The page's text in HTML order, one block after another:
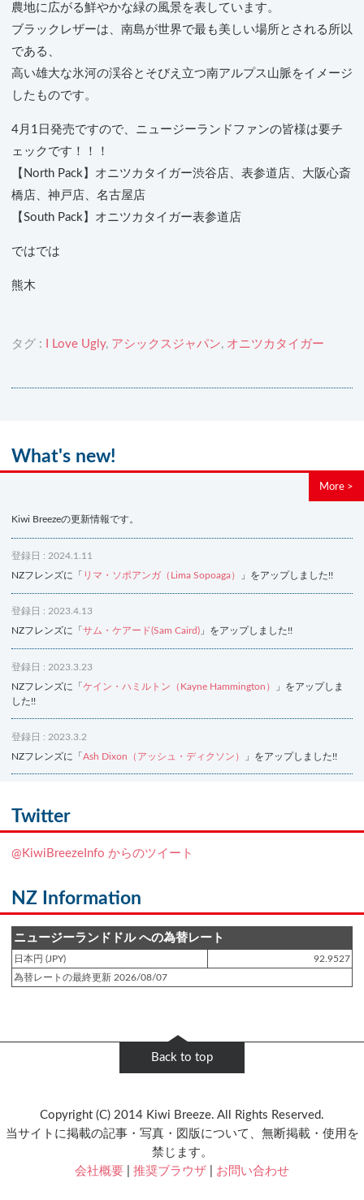
農地に広がる鮮やかな緑の風景を表しています。
ブラックレザーは、南島が世界で最も美しい場所とされる所以
である、
高い雄大な氷河の渓谷とそびえ立つ南アルプス山脈をイメージ
したものです。
4月1日発売ですので、ニュージーランドファンの皆様は要チ
ェックです！！！
【North Pack】オニツカタイガー渋谷店、表参道店、大阪心斎
橋店、神戸店、名古屋店
【South Pack】オニツカタイガー表参道店
ではでは
熊木
タグ : I Love Ugly, アシックスジャパン, オニツカタイガー
What's new!
More >
Kiwi Breezeの更新情報です。
登録日 : 2024.1.11
NZフレンズに「 リマ・ソポアンガ（Lima Sopoaga） 」をアップしました!!
登録日 : 2023.4.13
NZフレンズに「 サム・ケアード(Sam Caird) 」をアップしました!!
登録日 : 2023.3.23
NZフレンズに「 ケイン・ハミルトン（Kayne Hammington）
」をアップしま
した!!
登録日 : 2023.3.2
NZフレンズに「 Ash Dixon（アッシュ・ディクソン） 」をアップしました!!
NZフレンズに「
登録日 : 2019.4.10
登録日 : 2019.2.28
NZクッキングに「ニュージーランド産キウイの酢の物
登録日 : 2019.2.4
NZフレンズに「Jane Forrest-Waghorn」をアップしました!!
NZフレンズに「Clive Jones 」をアップしました!!
Twitter
@KiwiBreezeInfo からのツイート
NZ Information
ニュージーランドドル への為替レート
日本円 (JPY)
92.9527
為替レートの最終更新 2026/08/07
Back to top
Copyright (C) 2014 Kiwi Breeze. All Rights Reserved.
当サイトに掲載の記事・写真・図版について、無断掲載・使用を
禁じます。
会社概要
推奨ブラウザ お問い合わせ